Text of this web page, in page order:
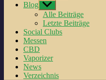
Blog Untermenü
anzeigen
Alle Beiträge
Letzte Beiträge
Social Clubs
Messen
CBD
Vaporizer
News
Verzeichnis